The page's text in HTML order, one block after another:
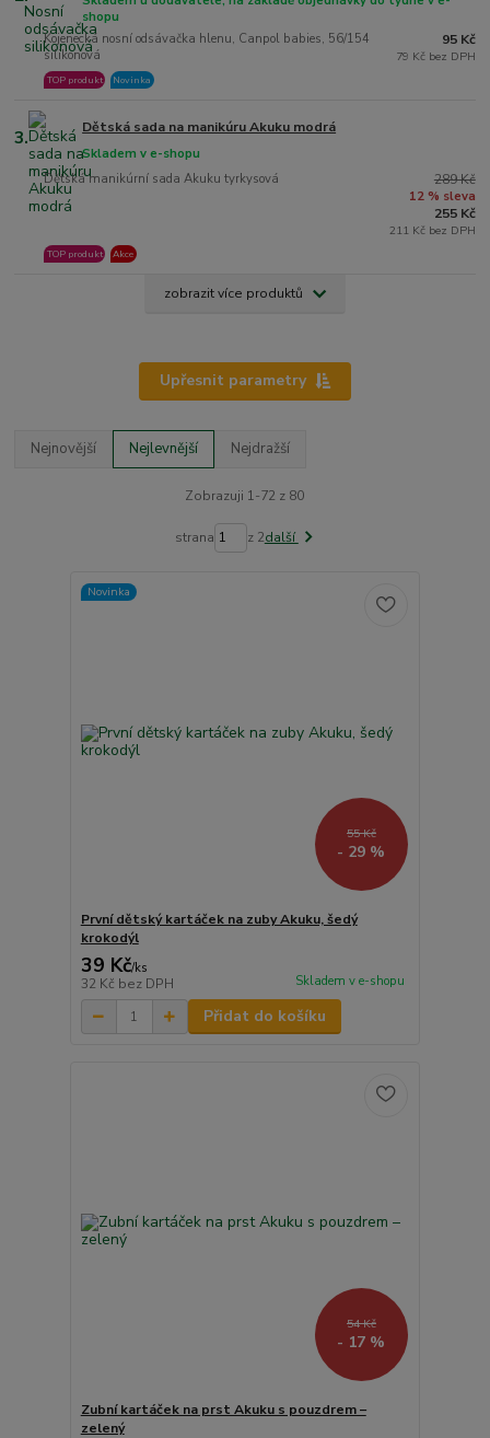
Kojenecká nosní odsávačka hlenu, Canpol babies, 56/154
silikonová
shopu
TOP produkt Novinka
95 Kč
79 Kč bez DPH
3. Dětská sada na manikúru Akuku modrá
Dětská manikúrní sada Akuku tyrkysová
Skladem v e-shopu
TOP produkt Akce
289 Kč
12 % sleva
255 Kč
211 Kč bez DPH
zobrazit více produktů
Upřesnit parametry
Nejnovější Nejlevnější Nejdražší
Zobrazuji 1-72 z 80
strana z 2další
Novinka
55 Kč
- 29 %
První dětský kartáček na zuby Akuku, šedý
krokodýl
39 Kč/ks
32 Kč bez DPH Skladem v e-shopu
Přidat do košíku
54 Kč
- 17 %
Zubní kartáček na prst Akuku s pouzdrem –
zelený